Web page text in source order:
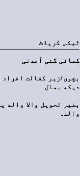
ٹیکس کریڈٹ
کمائی گئی آمدنی
بچوں/زیر کفالت افراد
دیکھ بھال
بغیر تحویل والا والد
والدہ